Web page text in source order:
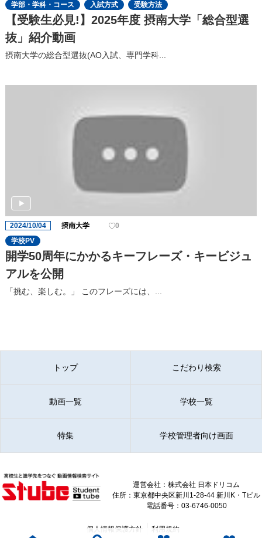
学部・学科・コース
入試方式 受験方法
【受験生必見!】2025年度 摂南大学「総合型選
抜」紹介動画
摂南大学の総合型選抜(AO入試、専門学科...
2024/10/04 摂南大学
0
学校PV
開学50周年にかかるキーフレーズ・キービジュ
アルを公開
「挑む、楽しむ。」 このフレーズには、...
トップ こだわり検索
動画一覧 学校一覧
特集 学校管理者向け画面
運営会社：株式会社 日本ドリコム
住所：東京都中央区新川1-28-44 新川K・Tビル
電話番号：03-6746-0050
個人情報保護方針 利用規約